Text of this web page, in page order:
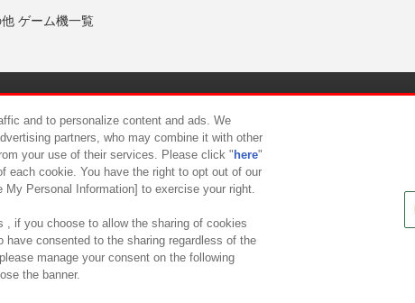
ゲーム機一覧
について カスタマーハラスメント対応方針
and to personalize content and ads. We
partners, who may combine it with other
your use of their services. Please click " here"
each cookie. You have the right to opt out of our
Personal Information] to exercise your right.
, if you choose to allow the sharing of cookies
have consented to the sharing regardless of the
manage your consent on the following
the banner.